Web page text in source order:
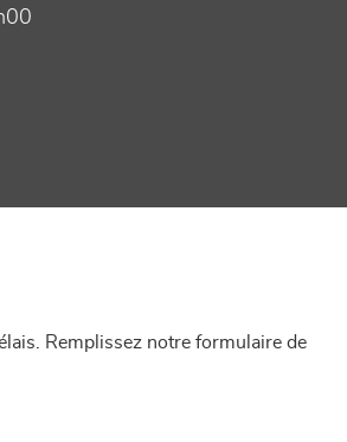
Remplissez notre formulaire de